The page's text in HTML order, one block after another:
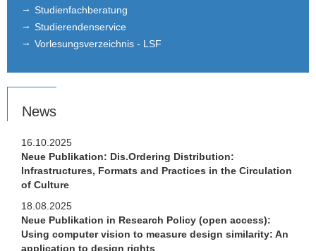
Studentenberichte und Networking
Partneruniversitäten
Links
Studienfachberatung
Studierendenservice
Vorlesungsverzeichnis - LSF
News
16.10.2025
Neue Publikation: Dis.Ordering Distribution:
Infrastructures, Formats and Practices in the Circulation
of Culture
18.08.2025
Neue Publikation in Research Policy (open access):
Using computer vision to measure design similarity: An
application to design rights